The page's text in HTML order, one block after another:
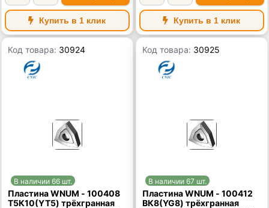
Купить в 1 клик Купить в 1 клик
Код товара: 30924
В наличии 66 шт.
Пластина WNUM - 100408
Т5К10(YT5) трёхгранная
Код товара: 30925
В наличии 67 шт.
Пластина WNUM - 100412
ВК8(YG8) трёхгранная